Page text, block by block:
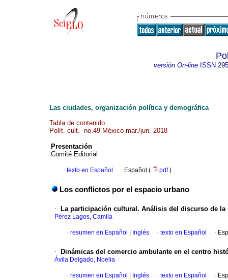
versión On-lineISSN
Las ciudades, organización política y demográfica
Tabla de contenido
Polít. cult. no.49 México mar./jun. 2018
Presentación
Comité Editorial
· texto en Español · Español ( pdf)
Los conflictos por el espacio urbano
· La participación cultural. Análisis del discurso de
Pérez Lagos, Camila
· resumen en Español Inglés · texto en Español ·
· Dinámicas del comercio ambulante en el centro
Ávila Delgado, Noelia
· resumen en Español Inglés · texto en Español ·